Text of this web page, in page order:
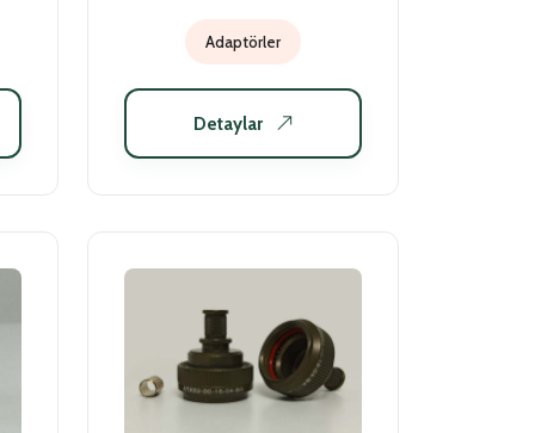
Adaptörler
Detaylar